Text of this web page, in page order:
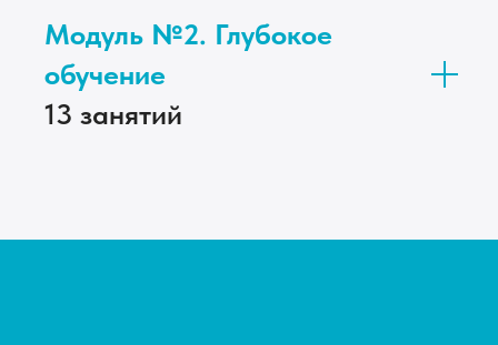
Модуль №2. Глубокое
обучение
13 занятий